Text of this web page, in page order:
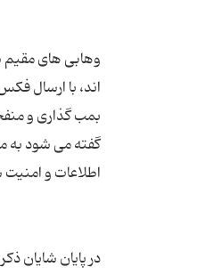
وهابی های
اند، با ارسال
گفته می شود به
در پایان شایان